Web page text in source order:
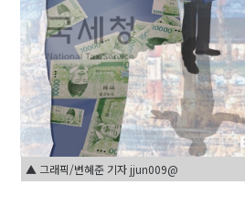
▲ 그래픽/변혜준 기자 jjun009@